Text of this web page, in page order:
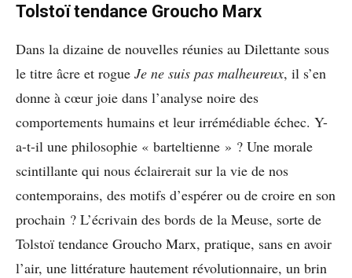
Tolstoï tendance Groucho Marx
Dans la dizaine de nouvelles réunies au Dilettante sous
le titre âcre et rogue Je ne suis pas malheureux, il s’en
donne à cœur joie dans l’analyse noire des
comportements humains et leur irrémédiable échec. Y-
a-t-il une philosophie « barteltienne » ? Une morale
scintillante qui nous éclairerait sur la vie de nos
contemporains, des motifs d’espérer ou de croire en son
prochain ? L’écrivain des bords de la Meuse, sorte de
Tolstoï tendance Groucho Marx, pratique, sans en avoir
l’air, une littérature hautement révolutionnaire, un brin